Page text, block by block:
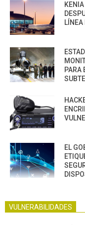
LÍNEA
PARA
EL
VULNERABILIDADES